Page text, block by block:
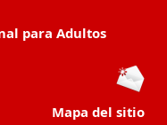
para Adultos
Mapa del sitio